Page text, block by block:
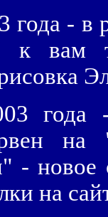
года -
вам
года
- новое
на